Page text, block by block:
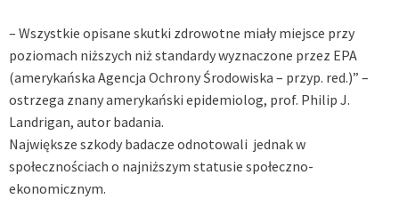
– Wszystkie opisane skutki zdrowotne miały miejsce przy
poziomach niższych niż standardy wyznaczone przez EPA
(amerykańska Agencja Ochrony Środowiska – przyp. red.)” –
ostrzega znany amerykański epidemiolog, prof. Philip J.
Landrigan, autor badania.
Największe szkody badacze odnotowali jednak w
społecznościach o najniższym statusie społeczno-
ekonomicznym.